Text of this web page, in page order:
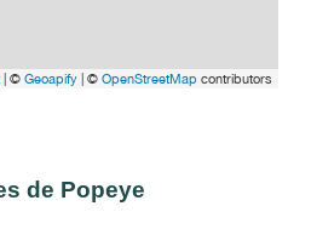
| © Geoapify | © OpenStreetMap contributors
de Popeye